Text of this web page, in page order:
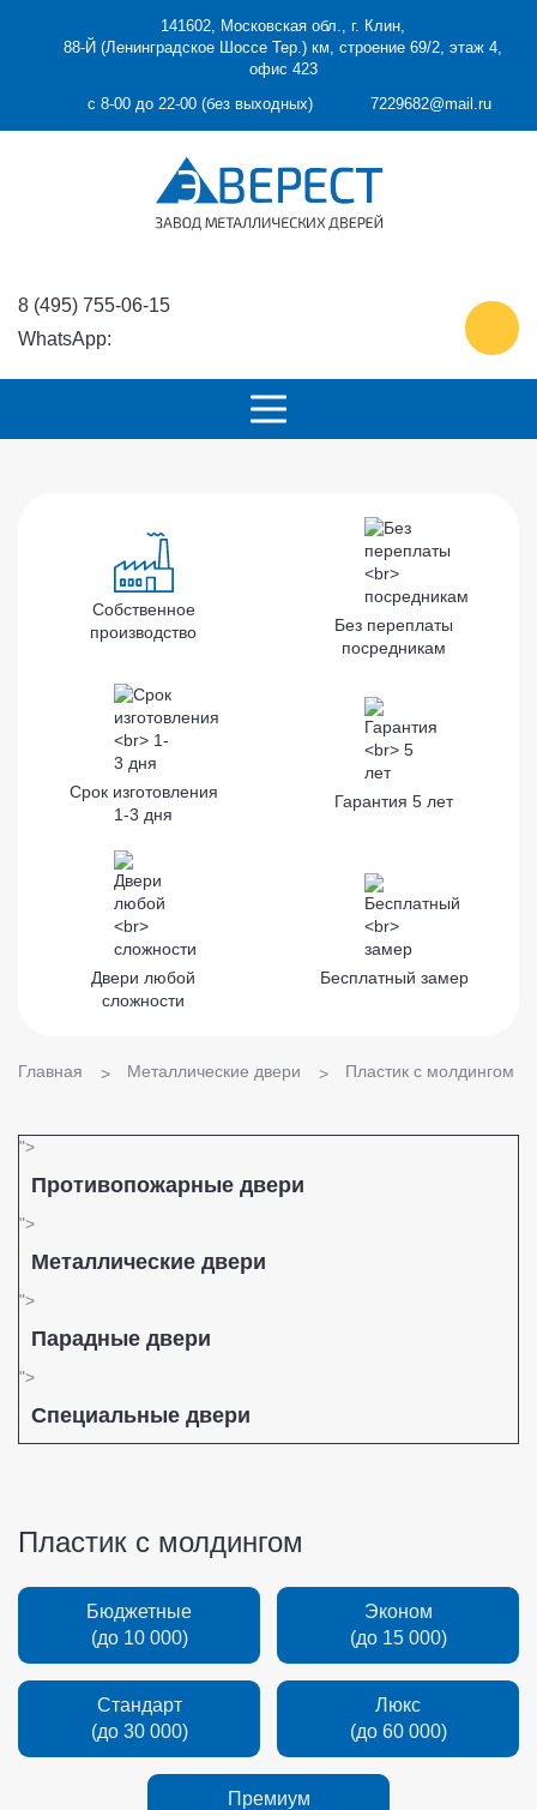
141602, Московская обл., г. Клин,
88-Й (Ленинградское Шоссе Тер.) км, строение 69/2, этаж 4,
офис 423
с 8-00 до 22-00 (без выходных)
7229682@mail.ru
8 (495) 755-06-15
WhatsApp:
Собственное
производство
Без переплаты
посредникам
Срок изготовления
1-3 дня
Гарантия 5 лет
Двери любой
сложности
Бесплатный замер
Главная Металлические двери Пластик с молдингом
">
Противопожарные двери
">
Металлические двери
">
Парадные двери
">
Специальные двери
Пластик с молдингом
Бюджетные
(до 10 000)
Эконом
(до 15 000)
Стандарт
(до 30 000)
Люкс
(до 60 000)
Премиум